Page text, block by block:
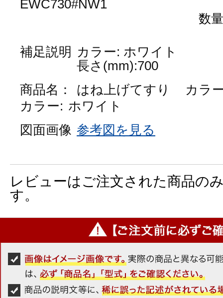
EWC730#NW1
数量
補足説明 カラー: ホワイト
長さ(mm):700
商品名：
はね上げてすり
カラ
カラー: ホワイト
図面画像 参考図を見る
レビューはご注文された商品の
す。